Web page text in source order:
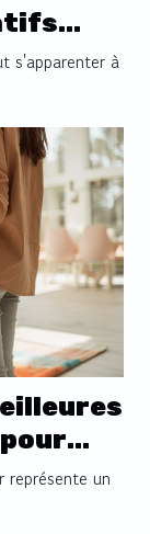
s'apparenter à
représente un